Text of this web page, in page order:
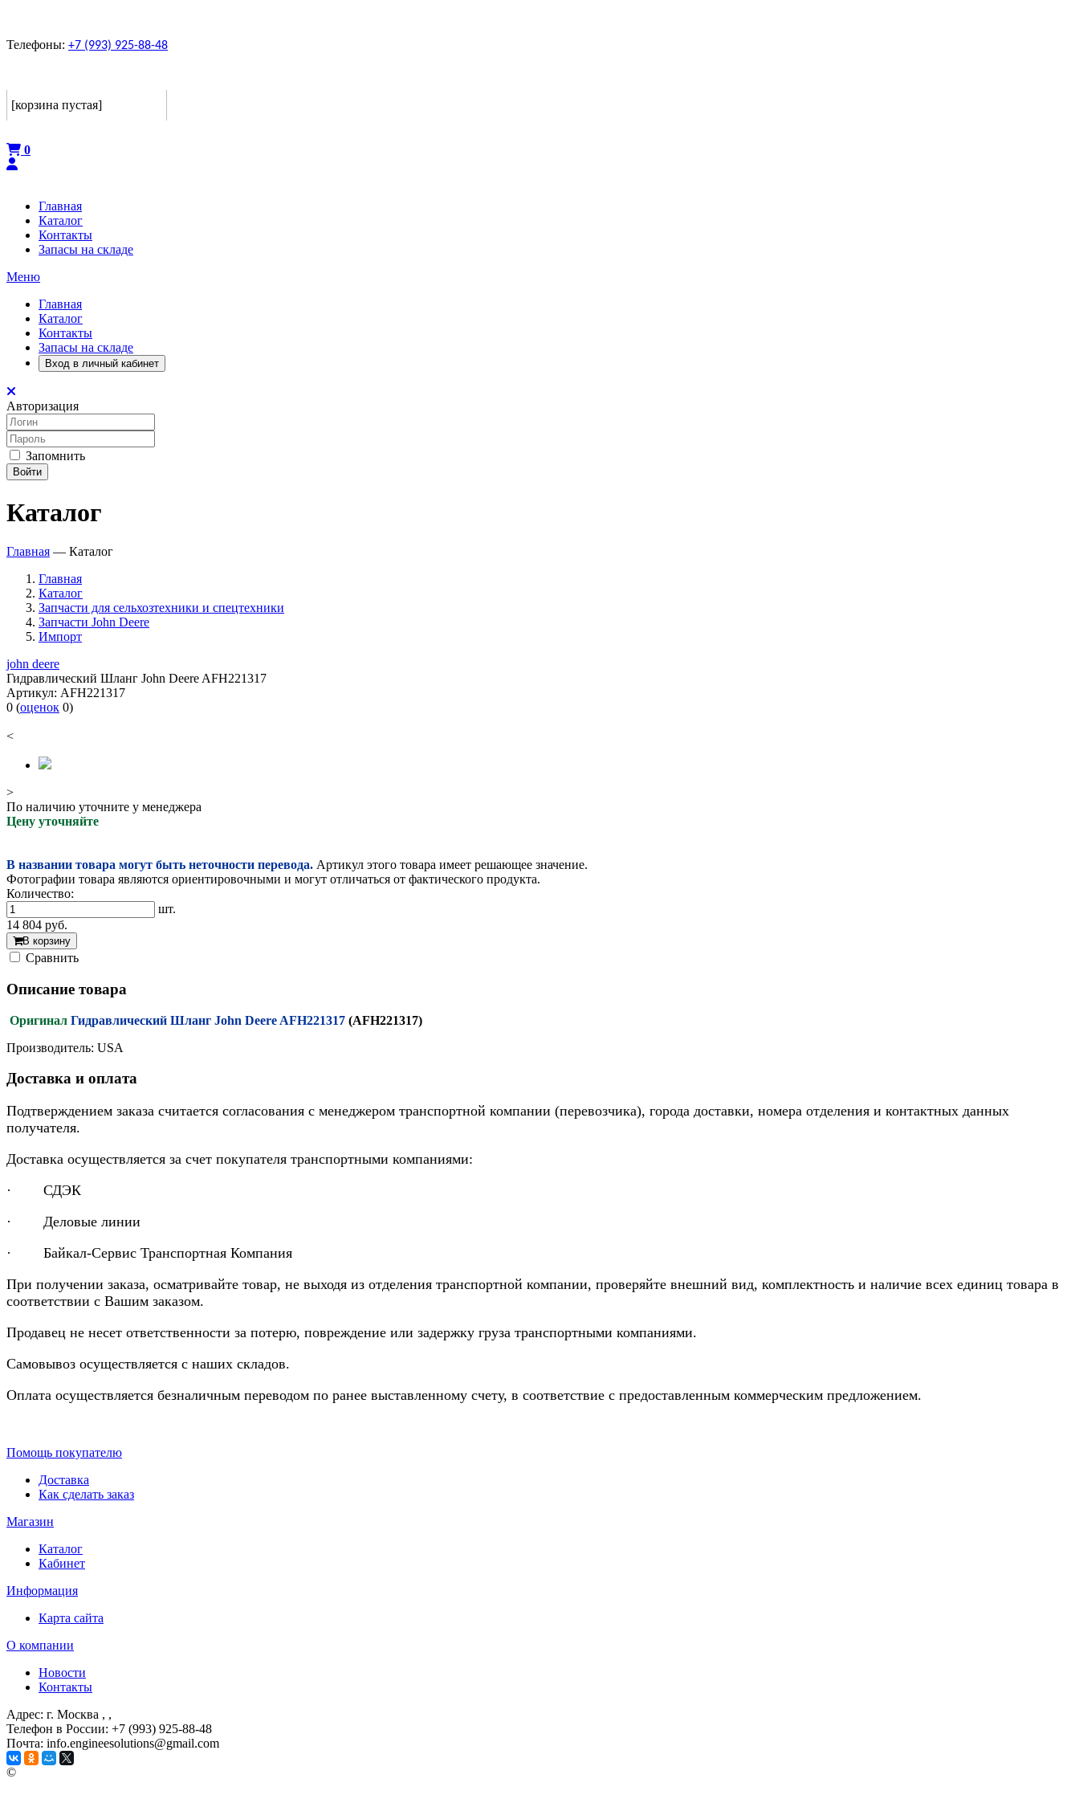
Телефоны: +7 (993) 925-88-48
[корзина пустая]
0
Главная
Каталог
Контакты
Запасы на складе
Меню
Главная
Каталог
Контакты
Запасы на складе
Вход в личный кабинет
Авторизация
Запомнить
Войти
Каталог
Главная — Каталог
Главная
Каталог
Запчасти для сельхозтехники и спецтехники
Запчасти John Deere
Импорт
john deere
Гидравлический Шланг John Deere AFH221317
Артикул: AFH221317
0 (оценок 0)
<
>
По наличию уточните у менеджера
Цену уточняйте
В названии товара могут быть неточности перевода. Артикул этого товара имеет решающее значение.
Фотографии товара являются ориентировочными и могут отличаться от фактического продукта.
Количество:
шт.
14 804 руб.
В корзину
Cравнить
Описание товара
Оригинал Гидравлический Шланг John Deere AFH221317 (AFH221317)
Производитель: USA
Доставка и оплата
Подтверждением заказа считается согласования с менеджером транспортной компании (перевозчика), города доставки, номера отделения и контактных данных
получателя.
Доставка осуществляется за счет покупателя транспортными компаниями:
· СДЭК
· Деловые линии
· Байкал-Сервис Транспортная Компания
При получении заказа, осматривайте товар, не выходя из отделения транспортной компании, проверяйте внешний вид, комплектность и наличие всех единиц товара в
соответствии с Вашим заказом.
Продавец не несет ответственности за потерю, повреждение или задержку груза транспортными компаниями.
Самовывоз осуществляется с наших складов.
Оплата осуществляется безналичным переводом по ранее выставленному счету, в соответствие с предоставленным коммерческим предложением.
Помощь покупателю
Доставка
Как сделать заказ
Магазин
Каталог
Кабинет
Информация
Карта сайта
О компании
Новости
Контакты
Адрес: г. Москва , ,
Телефон в России: +7 (993) 925-88-48
Почта: info.engineesolutions@gmail.com
©